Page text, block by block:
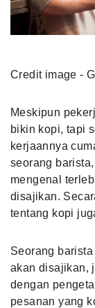
Credit image -
Meskipun
bikin kopi, tapi
kerjaannya
seorang
mengenal
disajikan.
tentang kopi
Seorang
akan disajikan,
dengan
pesanan yang